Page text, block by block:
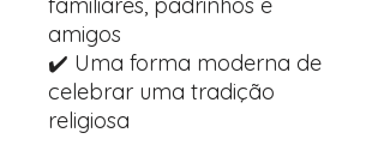
amigos
✔️ Uma forma moderna de
celebrar uma tradição
religiosa